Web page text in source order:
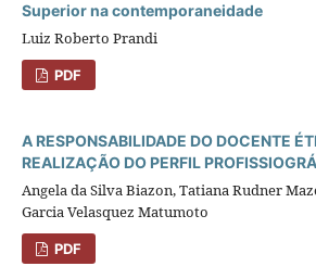
Superior na contemporaneidade
Luiz Roberto Prandi
PDF
A RESPONSABILIDADE DO DOCENTE
REALIZAÇÃO DO PERFIL
Angela da Silva Biazon, Tatiana Rudner
Garcia Velasquez Matumoto
PDF